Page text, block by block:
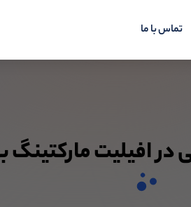
تماس با ما
در افیلیت مارکتینگ